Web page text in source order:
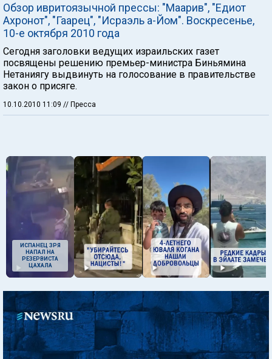
Обзор ивритоязычной прессы: "Маарив", "Едиот
Ахронот", "Гаарец", "Исраэль а-Йом". Воскресенье,
10-е октября 2010 года
Сегодня заголовки ведущих израильских газет
посвящены решению премьер-министра Биньямина
Нетаниягу выдвинуть на голосование в правительстве
закон о присяге.
10.10.2010 11:09 // Пресса
ИСПАНЕЦ ЗРЯ
НАПАЛ НА
РЕЗЕРВИСТА
ЦАХАЛА